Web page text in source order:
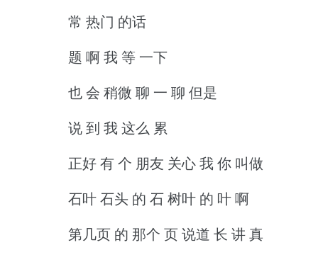
常 热门 的话
题 啊 我 等 一下
也 会 稍微 聊 一 聊 但是
说 到 我 这么 累
正好 有 个 朋友 关心 我 你 叫做
石叶 石头 的 石 树叶 的 叶 啊
第几页 的 那个 页 说道 长 讲 真